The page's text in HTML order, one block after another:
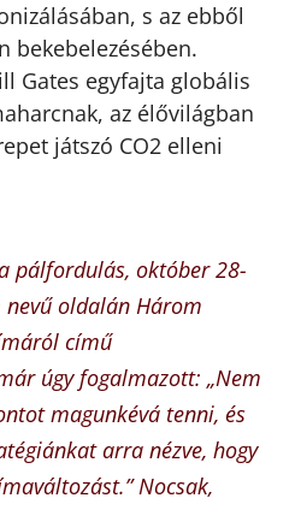
s az ebből
bekebelezésében.
Gates egyfajta globális
az élővilágban
játszó CO2 elleni
pálfordulás, október 28-
oldalán Három
című
úgy fogalmazott: „Nem
magunkévá tenni, és
arra nézve, hogy
Nocsak,